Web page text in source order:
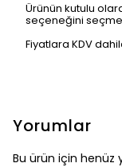
Ürünün kutulu
seçeneğini
Fiyatlara KDV
Yorumlar
Bu ürün için henüz